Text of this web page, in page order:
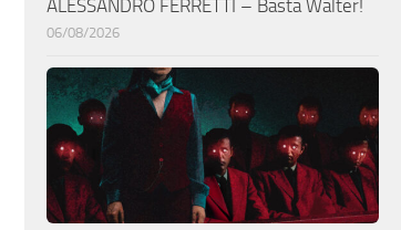
ALESSANDRO FERRETTI – Basta Walter!
06/08/2026